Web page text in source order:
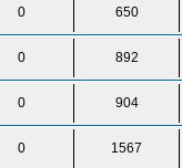
0 650
0 892
0 904
0 1567